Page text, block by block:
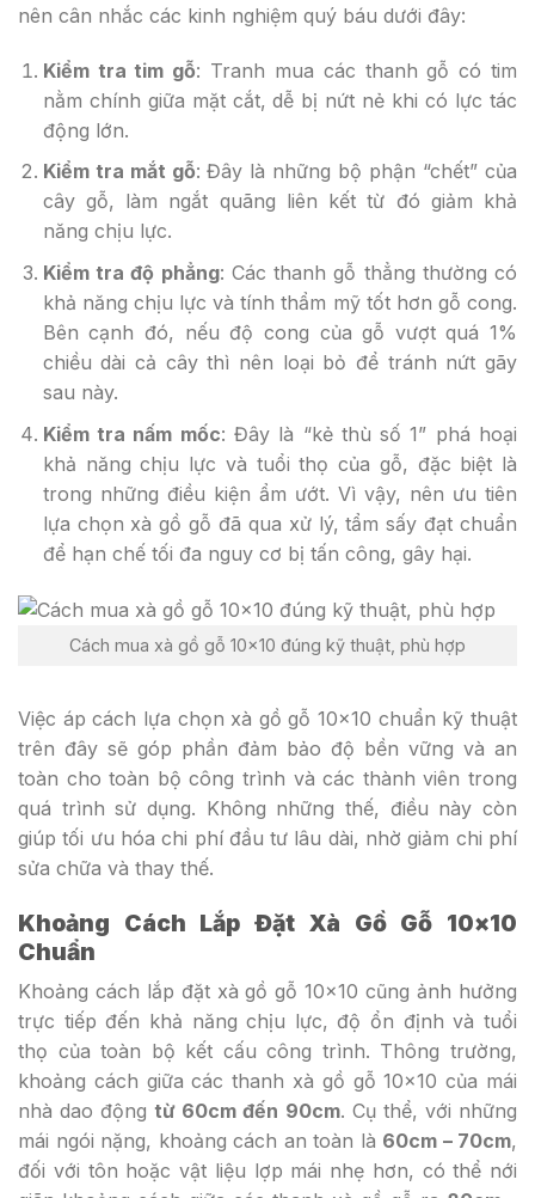
nên cân nhắc các kinh nghiệm quý báu dưới đây:
Kiểm tra tim gỗ: Tranh mua các thanh gỗ có tim
nằm chính giữa mặt cắt, dễ bị nứt nẻ khi có lực tác
động lớn.
Kiểm tra mắt gỗ: Đây là những bộ phận “chết” của
cây gỗ, làm ngắt quãng liên kết từ đó giảm khả
năng chịu lực.
Kiểm tra độ phẳng: Các thanh gỗ thẳng thường có
khả năng chịu lực và tính thẩm mỹ tốt hơn gỗ cong.
Bên cạnh đó, nếu độ cong của gỗ vượt quá 1%
chiều dài cả cây thì nên loại bỏ để tránh nứt gãy
sau này.
Kiểm tra nấm mốc: Đây là “kẻ thù số 1” phá hoại
khả năng chịu lực và tuổi thọ của gỗ, đặc biệt là
trong những điều kiện ẩm ướt. Vì vậy, nên ưu tiên
lựa chọn xà gồ gỗ đã qua xử lý, tẩm sấy đạt chuẩn
để hạn chế tối đa nguy cơ bị tấn công, gây hại.
Cách mua xà gồ gỗ 10×10 đúng kỹ thuật, phù hợp
Việc áp cách lựa chọn xà gồ gỗ 10×10 chuẩn kỹ thuật
trên đây sẽ góp phần đảm bảo độ bền vững và an
toàn cho toàn bộ công trình và các thành viên trong
quá trình sử dụng. Không những thế, điều này còn
giúp tối ưu hóa chi phí đầu tư lâu dài, nhờ giảm chi phí
sửa chữa và thay thế.
Khoảng Cách Lắp Đặt Xà Gồ Gỗ 10×10
Chuẩn
Khoảng cách lắp đặt xà gồ gỗ 10×10 cũng ảnh hưởng
trực tiếp đến khả năng chịu lực, độ ổn định và tuổi
thọ của toàn bộ kết cấu công trình. Thông trường,
khoảng cách giữa các thanh xà gồ gỗ 10×10 của mái
nhà dao động từ 60cm đến 90cm. Cụ thể, với những
mái ngói nặng, khoảng cách an toàn là 60cm – 70cm,
đối với tôn hoặc vật liệu lợp mái nhẹ hơn, có thể nới